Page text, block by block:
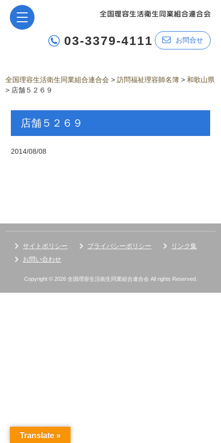
03-3379-4111 お問合せ
全国理容生活衛生同業組合連合会 >訪問福祉理容師名簿 >和歌山県
> 店舗５２６９
店舗５２６９
2014/08/08
サイトポリシー プライバシーポリシー
リンク集
お問い合わせ
Copyright © 2026 全国理容生活衛生同業組合連合会 All rights Reserved.
Translate »